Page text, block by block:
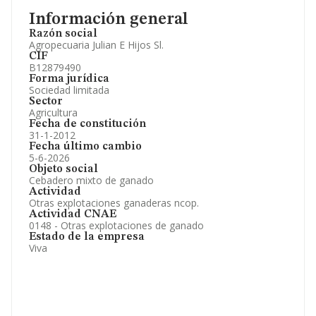
Información general
Razón social
Agropecuaria Julian E Hijos Sl.
CIF
B12879490
Forma jurídica
Sociedad limitada
Sector
Agricultura
Fecha de constitución
31-1-2012
Fecha último cambio
5-6-2026
Objeto social
Cebadero mixto de ganado
Actividad
Otras explotaciones ganaderas ncop.
Actividad CNAE
0148 - Otras explotaciones de ganado
Estado de la empresa
Viva
Información oficial y registral complementaria.